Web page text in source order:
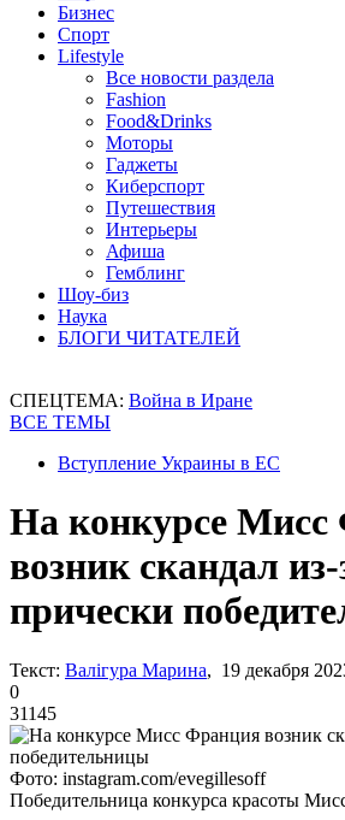
Бизнес
Спорт
Lifestyle
Все новости раздела
Fashion
Food&Drinks
Моторы
Гаджеты
Киберспорт
Путешествия
Интерьеры
Афиша
Гемблинг
Шоу-биз
Наука
БЛОГИ ЧИТАТЕЛЕЙ
СПЕЦТЕМА: Война в Иране
ВСЕ ТЕМЫ
Вступление Украины в ЕС
На конкурсе
возник скандал из-
прически
Текст: Валігура Марина, 19 декабря
0
31145
Фото: instagram.com/evegillesoff
Победительница конкурса красоты